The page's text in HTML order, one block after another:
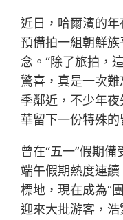
近日，哈爾濱的年
預備拍一組朝鮮
念。“除了旅拍，
驚喜，真是一次
季鄰近，不少年夜
華留下一份特殊的
曾在“五一”假期
端午假期熱度連
標地，現在成為“
迎來大批游客，浩